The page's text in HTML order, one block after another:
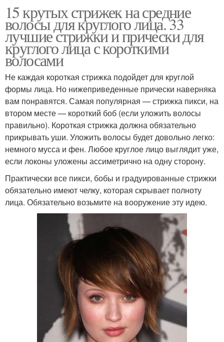
15 крутых стрижек на средние
волосы для круглого лица. 33
лучшие стрижки и прически для
круглого лица с короткими
волосами
Не каждая короткая стрижка подойдет для круглой
формы лица. Но нижеприведенные прически наверняка
вам понравятся. Самая популярная — стрижка пикси, на
втором месте — короткий боб (если уложить волосы
правильно). Короткая стрижка должна обязательно
прикрывать уши. Уложить волосы будет довольно легко:
немного мусса и фен. Любое круглое лицо выглядит уже,
если локоны уложены ассиметрично на одну сторону.
Практически все пикси, бобы и градуированные стрижки
обязательно имеют челку, которая скрывает полноту
лица. Обязательно возьмите на вооружение эту идею.